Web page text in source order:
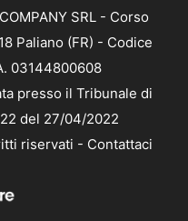
SRL - Corso
Paliano (FR) - Codice
03144800608
presso il Tribunale di
del 27/04/2022
riservati - Contattaci